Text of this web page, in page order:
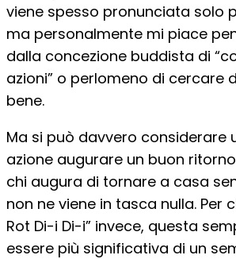
viene spesso pronunciata solo
ma personalmente mi piace
dalla concezione buddista di
azioni” o perlomeno di cercare
bene.
Ma si può davvero considerare
azione augurare un buon
chi augura di tornare a casa
non ne viene in tasca nulla. Per
Rot Di-i Di-i” invece, questa
essere più significativa di un